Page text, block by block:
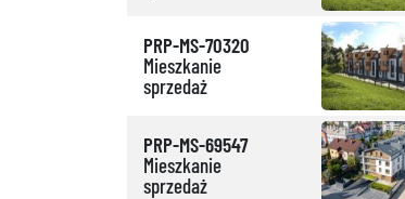
PRP-MS-70320
Mieszkanie
sprzedaż
PRP-MS-69547
Mieszkanie
sprzedaż